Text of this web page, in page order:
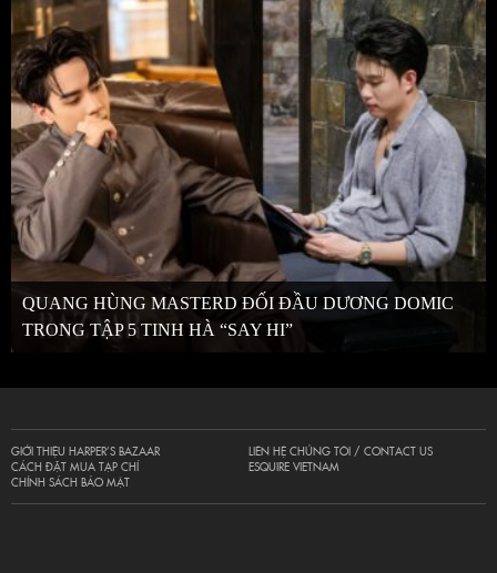
QUANG HÙNG MASTERD ĐỐI ĐẦU DƯƠNG DOMIC
TRONG TẬP 5 TINH HÀ “SAY HI”
GIỚI THIỆU HARPER’S BAZAAR
CÁCH ĐẶT MUA TẠP CHÍ
CHÍNH SÁCH BẢO MẬT
LIÊN HỆ CHÚNG TÔI / CONTACT US
ESQUIRE VIETNAM